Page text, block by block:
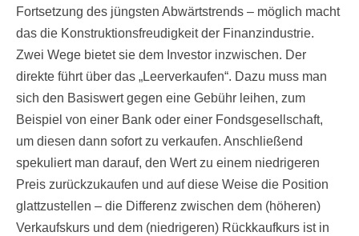
Fortsetzung des jüngsten Abwärtstrends – möglich macht
das die Konstruktionsfreudigkeit der Finanzindustrie.
Zwei Wege bietet sie dem Investor inzwischen. Der
direkte führt über das „Leerverkaufen“. Dazu muss man
sich den Basiswert gegen eine Gebühr leihen, zum
Beispiel von einer Bank oder einer Fondsgesellschaft,
um diesen dann sofort zu verkaufen. Anschließend
spekuliert man darauf, den Wert zu einem niedrigeren
Preis zurückzukaufen und auf diese Weise die Position
glattzustellen – die Differenz zwischen dem (höheren)
Verkaufskurs und dem (niedrigeren) Rückkaufkurs ist in